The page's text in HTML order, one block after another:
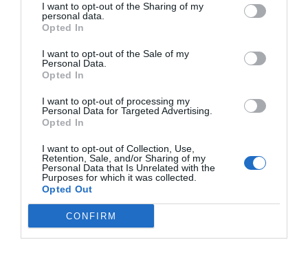
I want to opt-out of the Sharing of my
personal data.
Opted In
I want to opt-out of the Sale of my
Personal Data.
Opted In
I want to opt-out of processing my
Personal Data for Targeted Advertising.
Opted In
I want to opt-out of Collection, Use,
Retention, Sale, and/or Sharing of my
Personal Data that Is Unrelated with the
Purposes for which it was collected.
Opted Out
CONFIRM
kottyan majd
Kvíz: Ha legalább 5 kérdésre jó a válaszod,
Okosító kvíz: Megbirkózol ezekkel a kérdésekkel?